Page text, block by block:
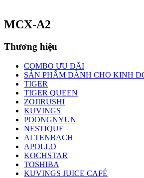
MCX-A2
Thương hiệu
COMBO ƯU ĐÃI
SẢN PHẨM DÀNH CHO KINH
TIGER
TIGER QUEEN
ZOJIRUSHI
KUVINGS
POONGNYUN
NESTIQUE
ALTENBACH
APOLLO
KOCHSTAR
TOSHIBA
KUVINGS JUICE CAFÉ